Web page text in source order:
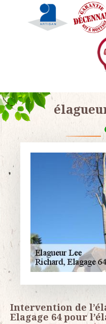
Intervention de
Elagage 64 pour